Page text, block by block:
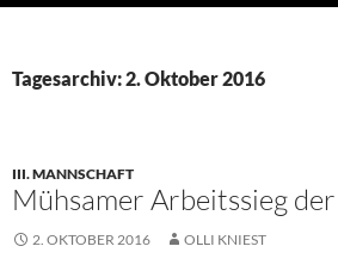
Tagesarchiv: 2. Oktober 2016
III. MANNSCHAFT
Mühsamer Arbeitssieg
2. OKTOBER 2016 OLLI KNIEST